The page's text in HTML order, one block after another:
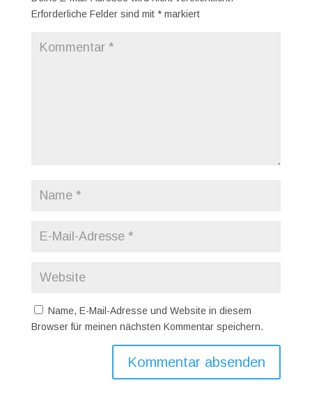
Erforderliche Felder sind mit *markiert
Name, E-Mail-Adresse und Website in diesem
Browser für meinen nächsten Kommentar speichern.